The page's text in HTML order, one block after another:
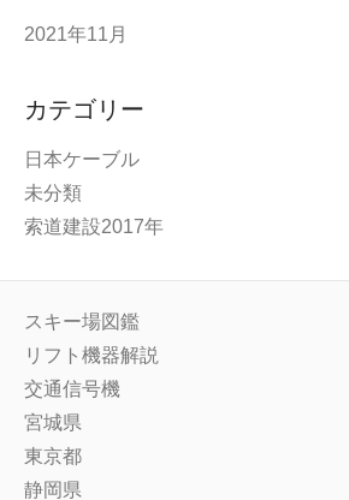
2021年11月
カテゴリー
日本ケーブル
未分類
索道建設2017年
スキー場図鑑
リフト機器解説
交通信号機
宮城県
東京都
静岡県